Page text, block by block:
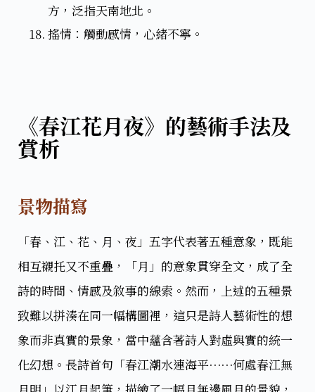
方，泛指天南地北。
搖情：觸動感情，心緒不寧。
《春江花月夜》的藝術手法及
賞析
景物描寫
「春、江、花、月、夜」五字代表著五種意象，既能
相互襯托又不重疊，「月」的意象貫穿全文，成了全
詩的時間、情感及敘事的線索。然而，上述的五種景
致難以拼湊在同一幅構圖裡，這只是詩人藝術性的想
象而非真實的景象，當中蘊含著詩人對虛與實的統一
化幻想。長詩首句「春江潮水連海平⋯⋯何處春江無